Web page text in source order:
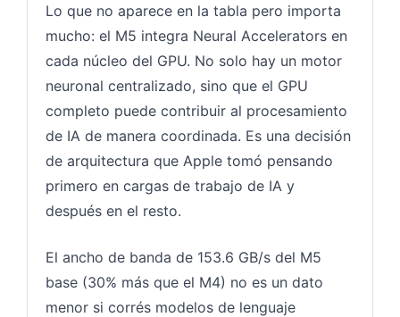
Lo que no aparece en la tabla pero importa
mucho: el M5 integra Neural Accelerators en
cada núcleo del GPU. No solo hay un motor
neuronal centralizado, sino que el GPU
completo puede contribuir al procesamiento
de IA de manera coordinada. Es una decisión
de arquitectura que Apple tomó pensando
primero en cargas de trabajo de IA y
después en el resto.
El ancho de banda de 153.6 GB/s del M5
base (30% más que el M4) no es un dato
menor si corrés modelos de lenguaje